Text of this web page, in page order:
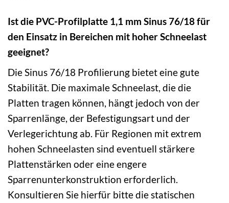
Ist die PVC-Profilplatte 1,1 mm Sinus 76/18 für
den Einsatz in Bereichen mit hoher Schneelast
geeignet?
Die Sinus 76/18 Profilierung bietet eine gute
Stabilität. Die maximale Schneelast, die die
Platten tragen können, hängt jedoch von der
Sparrenlänge, der Befestigungsart und der
Verlegerichtung ab. Für Regionen mit extrem
hohen Schneelasten sind eventuell stärkere
Plattenstärken oder eine engere
Sparrenunterkonstruktion erforderlich.
Konsultieren Sie hierfür bitte die statischen